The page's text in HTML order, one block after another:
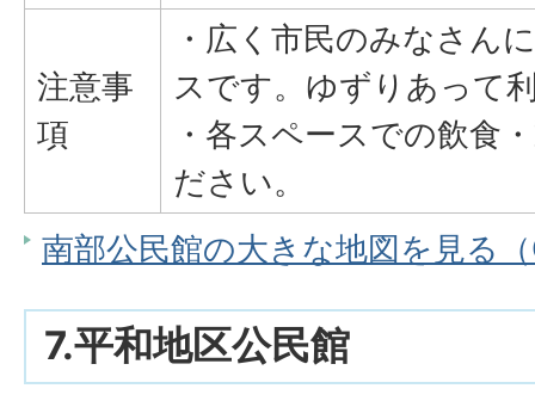
注意事
項
・広く市民のみなさん
スです。ゆずりあって
・各スペースでの飲食
ださい。
南部公民館の大きな地図を見る
7.平和地区公民館